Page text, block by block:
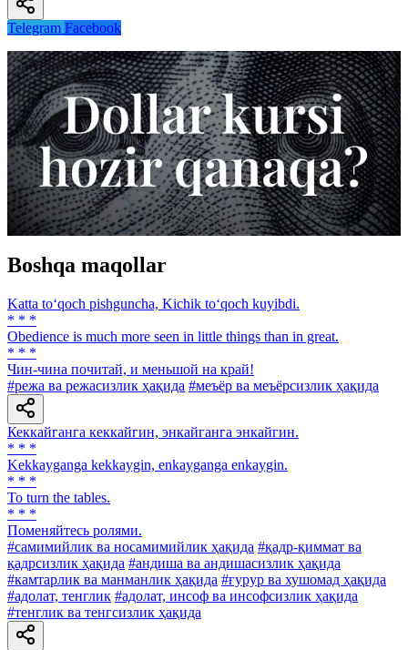
Telegram Facebook
Boshqa maqollar
Katta to‘qoch pishguncha, Kichik to‘qoch kuyibdi.
* * *
Obedience is much more seen in little things than in great.
* * *
Чин-чина почитай, и меньшой на край!
#режа ва режасизлик ҳақида #меъёр ва меъёрсизлик ҳақида
Кеккайганга кеккайгин, энкайганга энкайгин.
* * *
Kekkayganga kekkaygin, enkayganga enkaygin.
* * *
To turn the tables.
* * *
Поменяйтесь ролями.
#самимийлик ва носамимийлик ҳақида #қадр-қиммат ва
қадрсизлик ҳақида #андиша ва андишасизлик ҳақида
#камтарлик ва манманлик ҳақида #ғурур ва хушомад ҳақида
#адолат, тенглик #адолат, инсоф ва инсофсизлик ҳақида
#тенглик ва тенгсизлик ҳақида